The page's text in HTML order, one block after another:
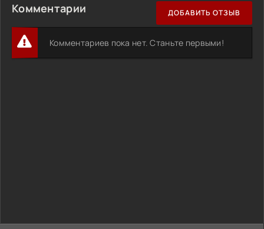
Комментарии ДОБАВИТЬ ОТЗЫВ
Комментариев пока нет. Станьте первыми!